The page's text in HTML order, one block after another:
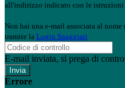
all'indirizzo indicato con le istruzioni
Non hai una e-mail associata al
tramite la Login Spaggiari
E-mail inviata, si prega di
Errore